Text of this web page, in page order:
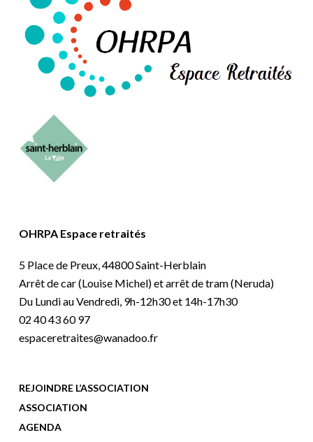
OHRPA Espace retraités
5 Place de Preux, 44800 Saint-Herblain
Arrêt de car (Louise Michel) et arrêt de tram (Neruda)
Du Lundi au Vendredi, 9h-12h30 et 14h-17h30
02 40 43 60 97
espaceretraites@wanadoo.fr
REJOINDRE L’ASSOCIATION
ASSOCIATION
AGENDA